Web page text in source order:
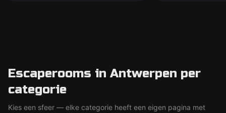
Escaperooms in Antwerpen per
categorie
Kies een sfeer — elke categorie heeft een eigen pagina met